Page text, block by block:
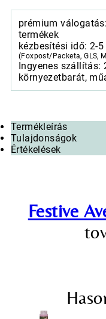
prémium
termékek
kézbesítési idő: 2-
(Foxpost/Packeta, GLS,
Ingyenes szállítás:
környezetbarát,
Termékleírás
Tulajdonságok
Értékelések
Festive